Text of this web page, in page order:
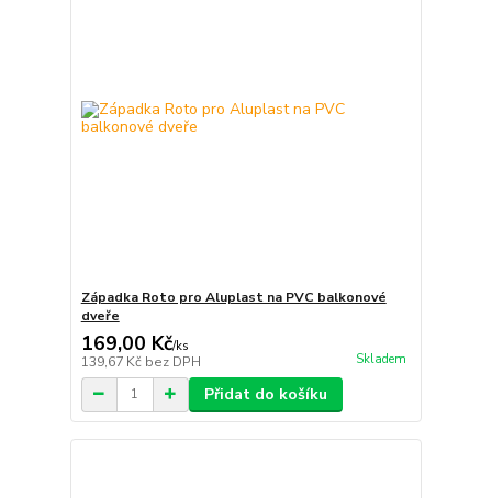
Západka Roto pro Aluplast na PVC balkonové
dveře
169,00 Kč/ks
139,67 Kč bez DPH Skladem
Přidat do košíku